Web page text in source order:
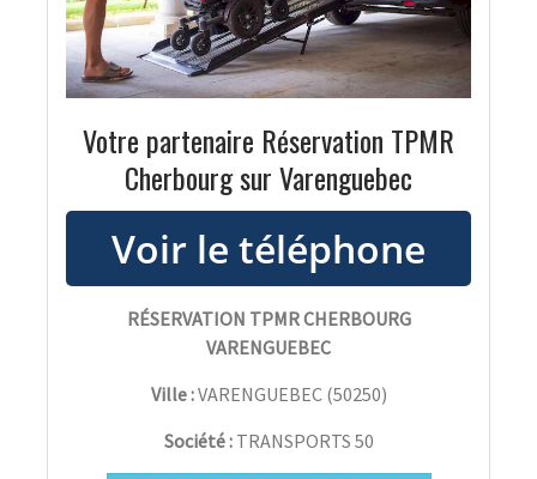
Votre partenaire Réservation TPMR
Cherbourg sur Varenguebec
RÉSERVATION TPMR CHERBOURG
VARENGUEBEC
Ville :VARENGUEBEC(50250)
Société : TRANSPORTS 50